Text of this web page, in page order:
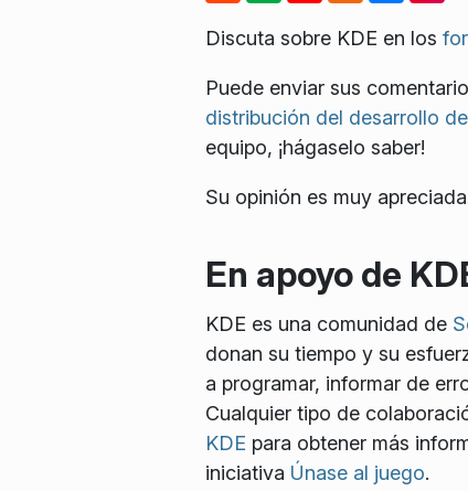
Discuta sobre KDE en los
Puede enviar sus
distribución del desarrollo
equipo, ¡hágaselo saber!
Su opinión es muy
En apoyo de
KDE es una comunidad de
donan su tiempo y su
a programar, informar de
Cualquier tipo de
KDE para obtener más
iniciativa Únase al juego.